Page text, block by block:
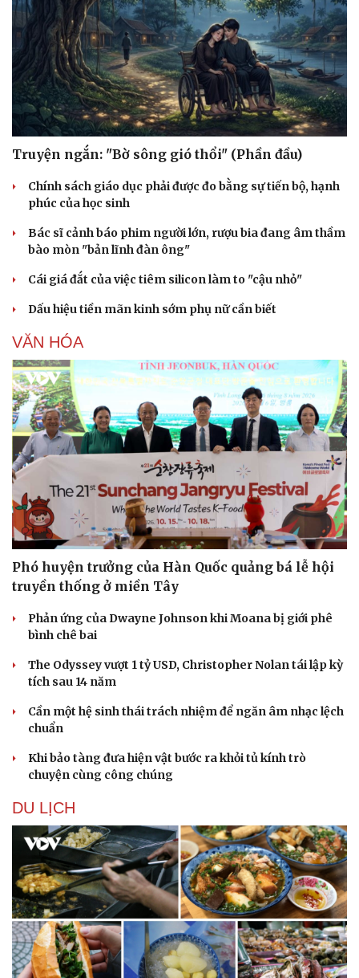
Thể thao
Lịch thi đấu bóng đá
Thế giới thể thao
eSports
Hậu trường
Xe máy
Truyện ngắn: "Bờ sông gió thổi" (Phần đầu)
Chính sách giáo dục phải được đo bằng sự tiến bộ, hạnh
phúc của học sinh
Bác sĩ cảnh báo phim người lớn, rượu bia đang âm thầm
bào mòn "bản lĩnh đàn ông"
Cái giá đắt của việc tiêm silicon làm to "cậu nhỏ"
Dấu hiệu tiền mãn kinh sớm phụ nữ cần biết
VĂN HÓA
Phó huyện trưởng của Hàn Quốc quảng bá lễ hội
truyền thống ở miền Tây
Phản ứng của Dwayne Johnson khi Moana bị giới phê
bình chê bai
The Odyssey vượt 1 tỷ USD, Christopher Nolan tái lập kỳ
tích sau 14 năm
Cần một hệ sinh thái trách nhiệm để ngăn âm nhạc lệch
chuẩn
Khi bảo tàng đưa hiện vật bước ra khỏi tủ kính trò
chuyện cùng công chúng
DU LỊCH